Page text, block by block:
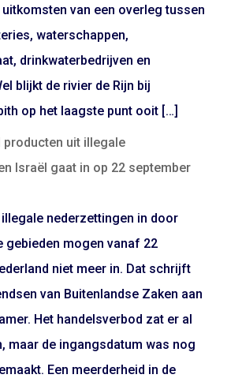
van een overleg tussen
waterschappen,
drinkwaterbedrijven en
blijkt de rivier de Rijn bij
op het laagste punt ooit […]
producten uit illegale
Israël gaat in op 22 september
nederzettingen in door
gebieden mogen vanaf 22
niet meer in. Dat schrijft
van Buitenlandse Zaken aan
Het handelsverbod zat er al
maar de ingangsdatum was nog
Een meerderheid in de